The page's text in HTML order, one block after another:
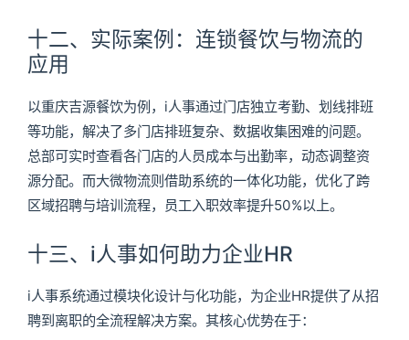
十二、实际案例：连锁餐饮与物流的
应用
以重庆吉源餐饮为例，i人事通过门店独立考勤、划线排班
等功能，解决了多门店排班复杂、数据收集困难的问题。
总部可实时查看各门店的人员成本与出勤率，动态调整资
源分配。而大微物流则借助系统的一体化功能，优化了跨
区域招聘与培训流程，员工入职效率提升50%以上。
十三、i人事如何助力企业HR
i人事系统通过模块化设计与化功能，为企业HR提供了从招
聘到离职的全流程解决方案。其核心优势在于：